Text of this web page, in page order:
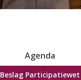
Agenda
Beslag Participatiewet